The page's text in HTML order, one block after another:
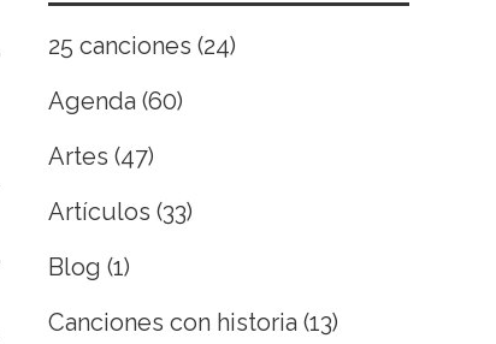
25 canciones (24)
Agenda (60)
Artes (47)
Artículos (33)
Blog (1)
Canciones con historia (13)